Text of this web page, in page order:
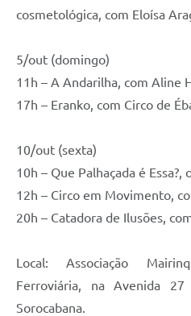
cosmetológica, com Eloísa
5/out (domingo)
11h – A Andarilha, com Aline
17h – Eranko, com Circo de
10/out (sexta)
10h – Que Palhaçada é Essa?,
12h – Circo em Movimento,
20h – Catadora de Ilusões,
Local: Associação
Ferroviária, na Avenida
Sorocabana.